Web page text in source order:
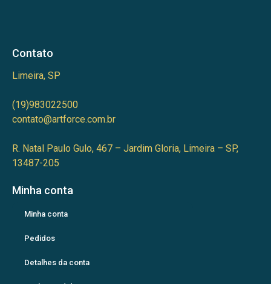
Contato
Limeira, SP
(19)983022500
contato@artforce.com.br
R. Natal Paulo Gulo, 467 – Jardim Gloria, Limeira – SP,
13487-205
Minha conta
Minha conta
Pedidos
Detalhes da conta